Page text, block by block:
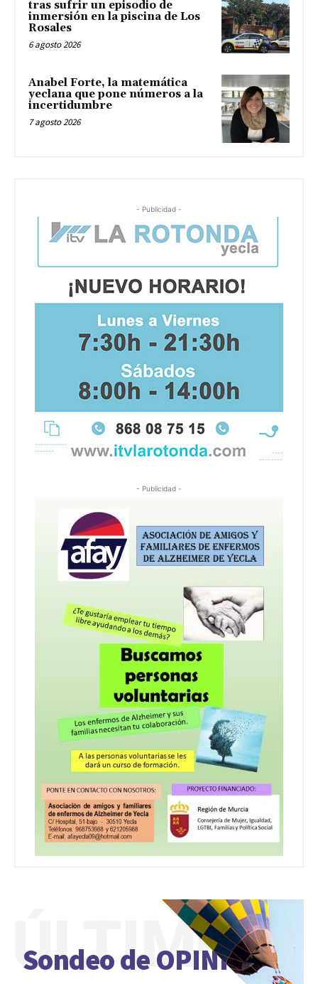
tras sufrir un episodio de
inmersión en la piscina de Los
Rosales
6 agosto 2026
Anabel Forte, la matemática
yeclana que pone números a la
incertidumbre
7 agosto 2026
- Publicidad -
- Publicidad -
Sondeo de OPINIÓN
ÚLTIMO